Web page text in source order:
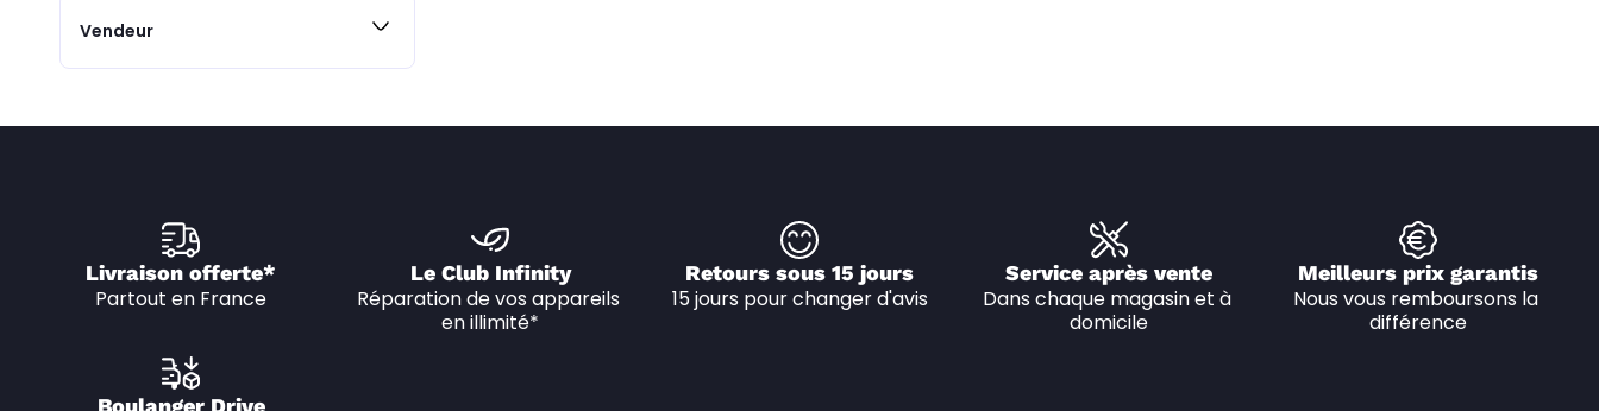
Vendeur
Livraison offerte*
Partout en France
Le Club Infinity
Réparation de vos appareils
en illimité*
Retours sous 15 jours
15 jours pour changer d'avis
Service après vente
Dans chaque magasin et à
domicile
Meilleurs prix garantis
Nous vous remboursons la
différence
Boulanger Drive